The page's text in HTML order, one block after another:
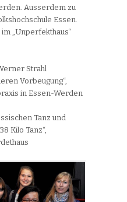
Ausserdem zu
Essen.
„Unperfekthaus“
Strahl
Vorbeugung“,
in Essen-Werden
Tanz und
Kilo Tanz“,